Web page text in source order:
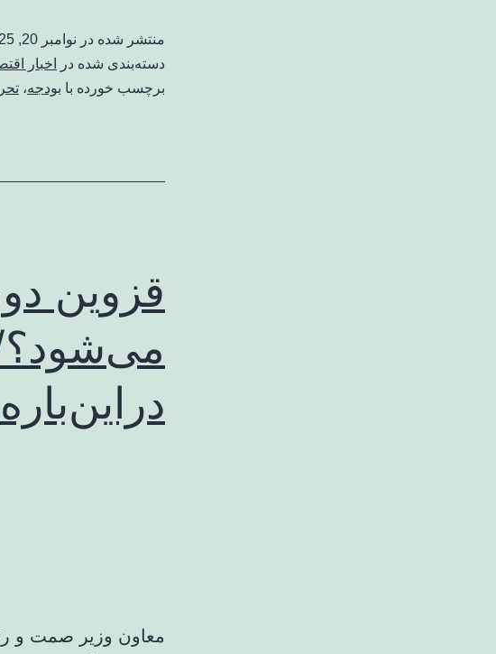
منتشر شده در نوامبر 20, 2025
دسته‌بندی شده در
اخبار
برچسب خورده با بودجه،
قزوین
دراین‌باره
معاون وزیر صمت و